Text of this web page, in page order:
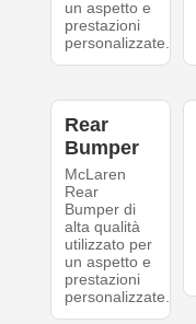
un aspetto e
prestazioni
personalizzate.
Rear
Bumper
McLaren
Rear
Bumper di
alta qualità
utilizzato per
un aspetto e
prestazioni
personalizzate.